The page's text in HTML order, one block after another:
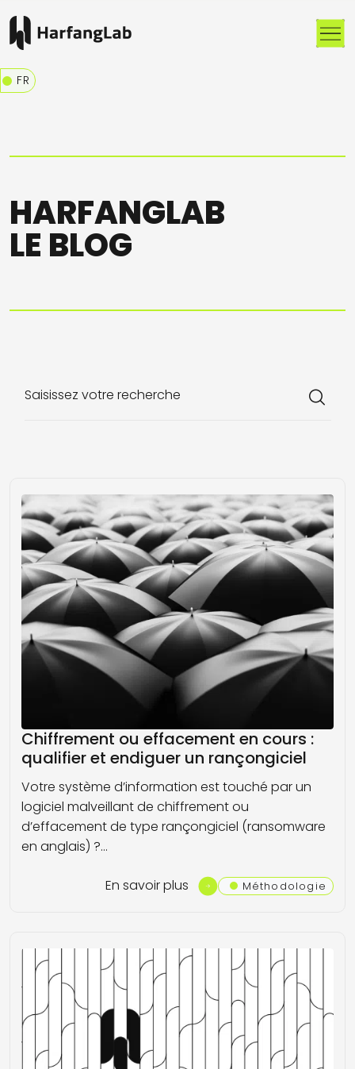
FR
HARFANGLAB
LE BLOG
Saisissez votre recherche
Chiffrement ou effacement en cours :
qualifier et endiguer un rançongiciel
Votre système d’information est touché par un
logiciel malveillant de chiffrement ou
d’effacement de type rançongiciel (ransomware
en anglais) ?…
En savoir plus Méthodologie